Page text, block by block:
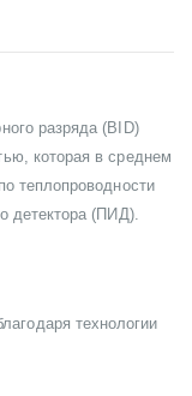
разряда (BID)
которая в среднем
теплопроводности
детектора (ПИД).
технологии